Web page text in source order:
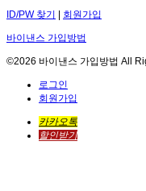
ID/PW 찾기 회원가입
바이낸스 가입방법
©2026 바이낸스 가입방법 All
로그인
회원가입
카카오톡
할인받기